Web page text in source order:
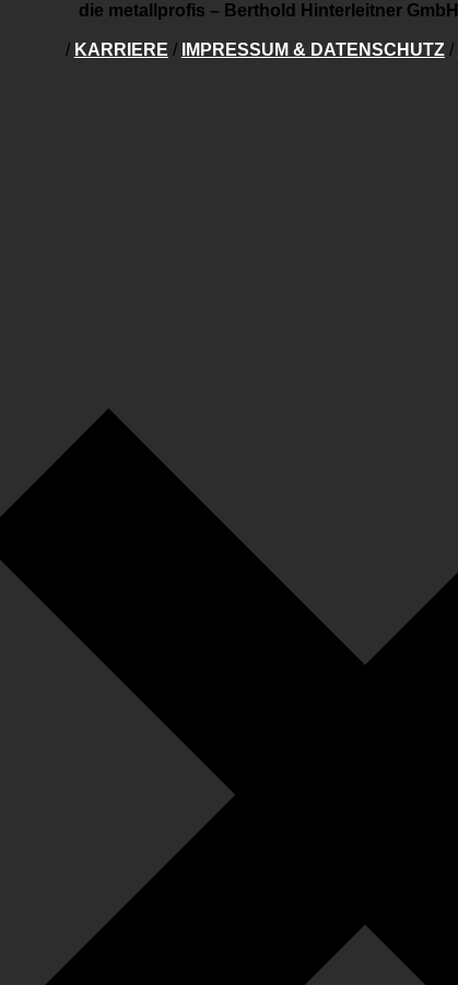
die metallprofis – Berthold Hinterleitner GmbH
/ KARRIERE / IMPRESSUM & DATENSCHUTZ /